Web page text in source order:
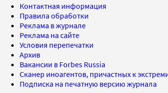
Контактная информация
Правила обработки
Реклама в журнале
Реклама на сайте
Условия перепечатки
Архив
Вакансии в Forbes Russia
Сканер иноагентов, причастных к
Подписка на печатную версию журнала